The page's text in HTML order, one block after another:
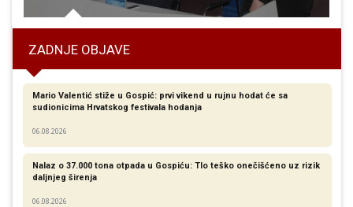
ZADNJE OBJAVE
Mario Valentić stiže u Gospić: prvi vikend u rujnu hodat će sa
sudionicima Hrvatskog festivala hodanja
06.08.2026
Nalaz o 37.000 tona otpada u Gospiću: Tlo teško onečišćeno uz rizik
daljnjeg širenja
06.08.2026